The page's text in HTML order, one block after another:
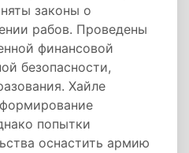
законы о
рабов. Проведены
финансовой
безопасности,
Хайле
попытки
оснастить армию